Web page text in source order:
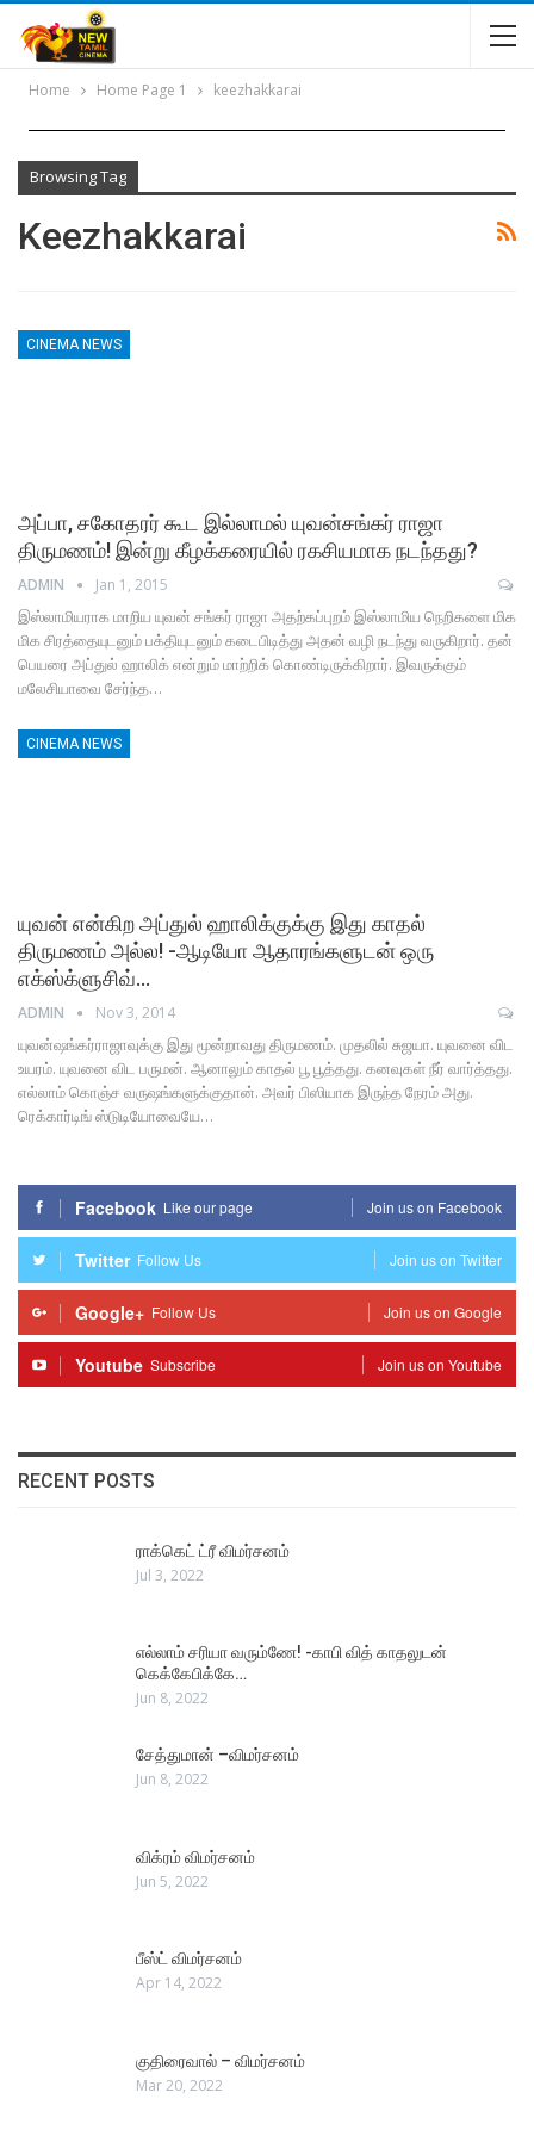
Home Home Page 1 keezhakkarai
Browsing Tag
Keezhakkarai
CINEMA NEWS
அப்பா, சகோதரர் கூட இல்லாமல் யுவன்சங்கர் ராஜா
திருமணம்! இன்று கீழக்கரையில் ரகசியமாக நடந்தது?
ADMIN Jan 1, 2015
இஸ்லாமியராக மாறிய யுவன் சங்கர் ராஜா அதற்கப்புறம் இஸ்லாமிய நெறிகளை மிக
மிக சிரத்தையுடனும் பக்தியுடனும் கடைபிடித்து அதன் வழி நடந்து வருகிறார். தன்
பெயரை அப்துல் ஹாலிக் என்றும் மாற்றிக் கொண்டிருக்கிறார். இவருக்கும்
மலேசியாவை சேர்ந்த…
CINEMA NEWS
யுவன் என்கிற அப்துல் ஹாலிக்குக்கு இது காதல்
திருமணம் அல்ல! -ஆடியோ ஆதாரங்களுடன் ஒரு
எக்ஸ்க்ளுசிவ்…
ADMIN Nov 3, 2014
யுவன்ஷங்கர்ராஜாவுக்கு இது மூன்றாவது திருமணம். முதலில் சுஜயா. யுவனை விட
உயரம். யுவனை விட பருமன். ஆனாலும் காதல் பூ பூத்தது. கனவுகள் நீர் வார்த்தது.
எல்லாம் கொஞ்ச வருஷங்களுக்குதான். அவர் பிஸியாக இருந்த நேரம் அது.
ரெக்கார்டிங் ஸ்டுடியோவையே…
Facebook Like our page Join us on Facebook
Twitter Follow Us Join us on Twitter
Google+ Follow Us Join us on Google
Youtube Subscribe Join us on Youtube
RECENT POSTS
ராக்கெட் ட்ரீ விமர்சனம்
Jul 3, 2022
எல்லாம் சரியா வரும்ணே! -காபி வித் காதலுடன்
கெக்கேபிக்கே…
Jun 8, 2022
சேத்துமான் –விமர்சனம்
Jun 8, 2022
விக்ரம் விமர்சனம்
Jun 5, 2022
பீஸ்ட் விமர்சனம்
Apr 14, 2022
குதிரைவால் – விமர்சனம்
Mar 20, 2022